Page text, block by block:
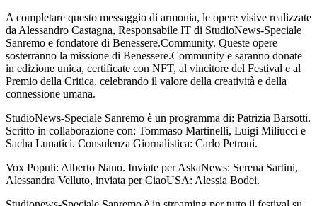
A completare questo messaggio di armonia, le opere visive realizzate
da Alessandro Castagna, Responsabile IT di StudioNews-Speciale
Sanremo e fondatore di Benessere.Community. Queste opere
sosterranno la missione di Benessere.Community e saranno donate
in edizione unica, certificate con NFT, al vincitore del Festival e al
Premio della Critica, celebrando il valore della creatività e della
connessione umana.
StudioNews-Speciale Sanremo è un programma di: Patrizia Barsotti.
Scritto in collaborazione con: Tommaso Martinelli, Luigi Miliucci e
Sacha Lunatici. Consulenza Giornalistica: Carlo Petroni.
Vox Populi: Alberto Nano. Inviate per AskaNews: Serena Sartini,
Alessandra Velluto, inviata per CiaoUSA: Alessia Bodei.